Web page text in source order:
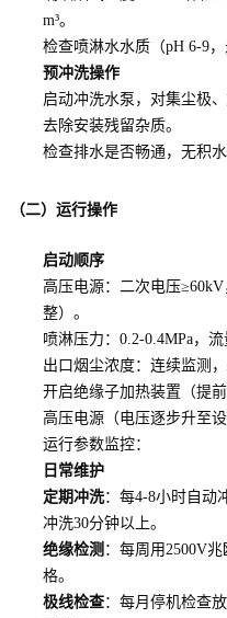
m³。
检查喷淋水水质（pH 6-9
预冲洗操作
启动冲洗水泵，对集尘极
去除安装残留杂质。
检查排水是否畅通，无积水
（二）运行操作
启动顺序
高压电源：二次电压
整）。
喷淋压力：0.2-0.4MPa，流
出口烟尘浓度：连续监测，
开启绝缘子加热装置（提
高压电源（电压逐步升至
运行参数监控：
日常维护
定期冲洗：每4-8小时自动
冲洗30分钟以上。
绝缘检测 ：每周用2500V
格。
极线检查：每月停机检查